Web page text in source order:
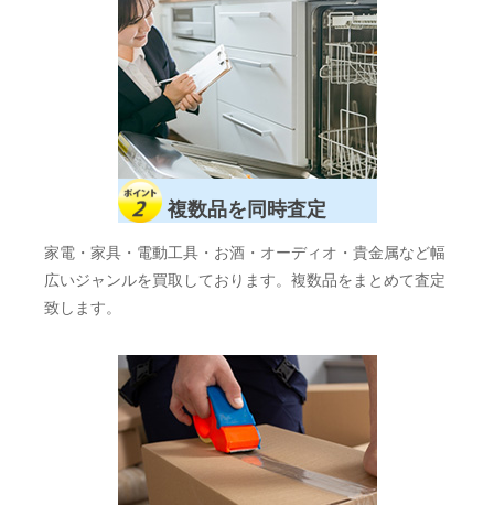
複数品を同時査定
家電・家具・電動工具・お酒・オーディオ・貴金属など幅
広いジャンルを買取しております。複数品をまとめて査定
致します。